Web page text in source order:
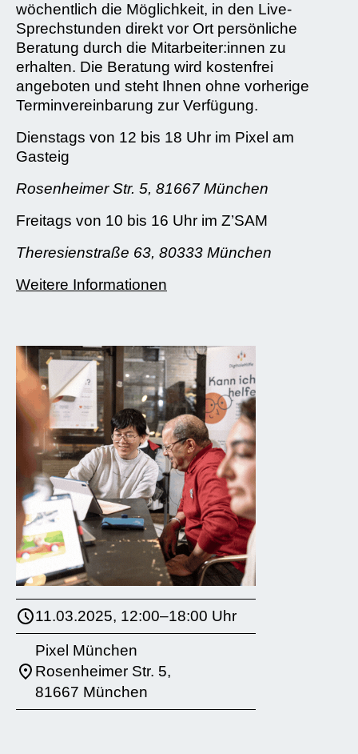
wöchentlich die Möglichkeit, in den Live-
Sprechstunden direkt vor Ort persönliche
Beratung durch die Mitarbeiter:innen zu
erhalten. Die Beratung wird kostenfrei
angeboten und steht Ihnen ohne vorherige
Terminvereinbarung zur Verfügung.
Dienstags von 12 bis 18 Uhr im Pixel am
Gasteig
Rosenheimer Str. 5, 81667 München
Freitags von 10 bis 16 Uhr im Z’SAM
Theresienstraße 63, 80333 München
Weitere Informationen
11.03.2025, 12:00–18:00 Uhr
Pixel München
Rosenheimer Str. 5,
81667 München